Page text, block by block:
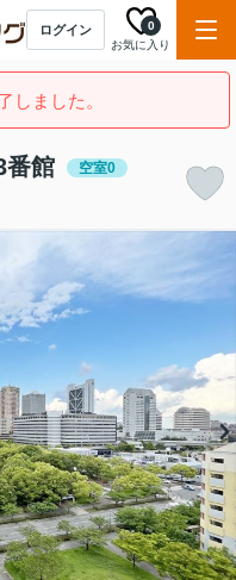
ログイン
お気に入り
0
しました。
番館 空室0